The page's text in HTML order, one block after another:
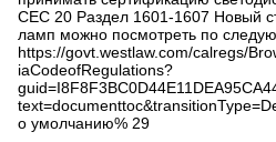
CEC 20 Раздел 1601-1607 Новый
ламп можно посмотреть по
https://govt.westlaw.com/calregs/
iaCodeofRegulations?
о умолчанию% 29